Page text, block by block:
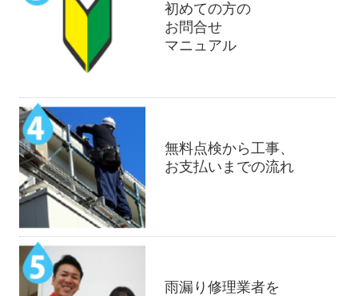
初めての方の
お問合せ
マニュアル
無料点検から工事、
お支払いまでの流れ
雨漏り修理業者を